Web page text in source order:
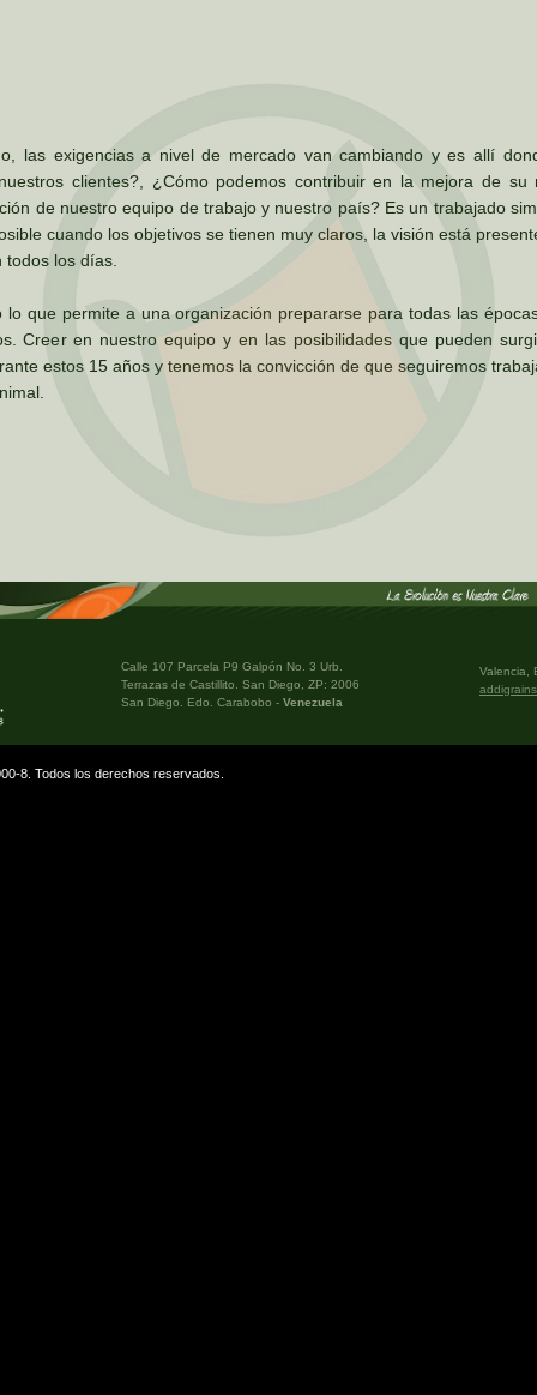
Calle 107 Parcela P9 Galpón No. 3 Urb.
Terrazas de Castillito. San Diego, ZP: 2006
San Diego. Edo. Carabobo - Venezuela
Valencia,
8. Todos los derechos reservados.
las exigencias a nivel de mercado van cambiando y es allí
clientes?, ¿Cómo podemos contribuir en la mejora de su
de nuestro equipo de trabajo y nuestro país? Es un trabajado
cuando los objetivos se tienen muy claros, la visión está
todos los días.
que permite a una organización prepararse para todas las
Creer en nuestro equipo y en las posibilidades que pueden
estos 15 años y tenemos la convicción de que seguiremos